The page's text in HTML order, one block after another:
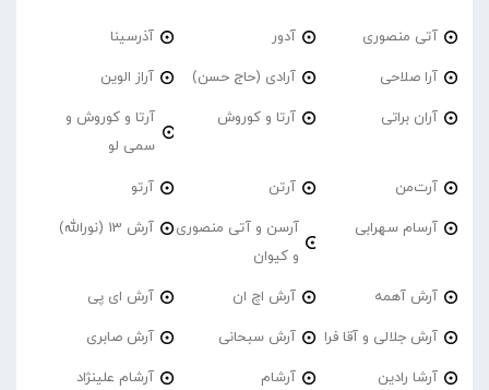
آتی منصوری آدور آذرسینا
آرا صلاحی آرادی (حاج حسن) آراز الوین
آران براتی آرتا و کوروش
آرتا و کوروش و
سمی لو
آرت‌من آرتن آرتو
آرسام سهرابی
آرسن و آتی منصوری
و کیوان
آرش 13 (نورالله)
آرش آهمه آرش اچ ان آرش ای پی
آرش جلالی و آقا فرا آرش سبحانی آرش صابری
آرشا رادین آرشام آرشام علینژاد